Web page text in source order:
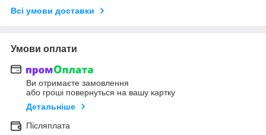
Всі умови доставки
Умови оплати
Ви отримаєте замовлення
або гроші повернуться на вашу картку
Детальніше
Післяплата